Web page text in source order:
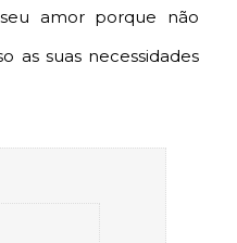
amor porque não
as suas necessidades